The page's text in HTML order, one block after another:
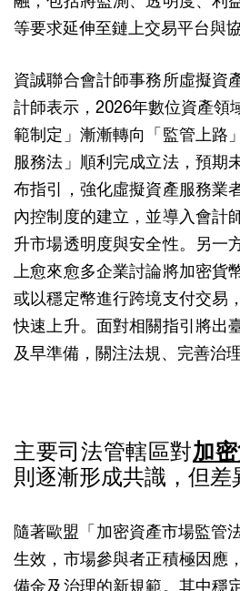
等要求延伸至鏈上交易平台與協
資誠聯合會計師事務所虛擬資
計師表示，2026年數位資產領
範制定」漸漸轉向「監管上路
服務法」順利完成立法，預期
布指引，強化虛擬資產服務業
內控制度的建立，並導入會計
升市場透明度與安全性。另一
上愈來愈多企業討論將加密貨
或以穩定幣進行跨境支付交易
快速上升。面對相關指引將出
及早準備，關注法規、完善治
主要司法管轄區對加
則逐漸形成共識，但差
隨著歐盟「加密資產市場監管
生效，市場參與者正積極因應
備金及治理的新規範。其中穩